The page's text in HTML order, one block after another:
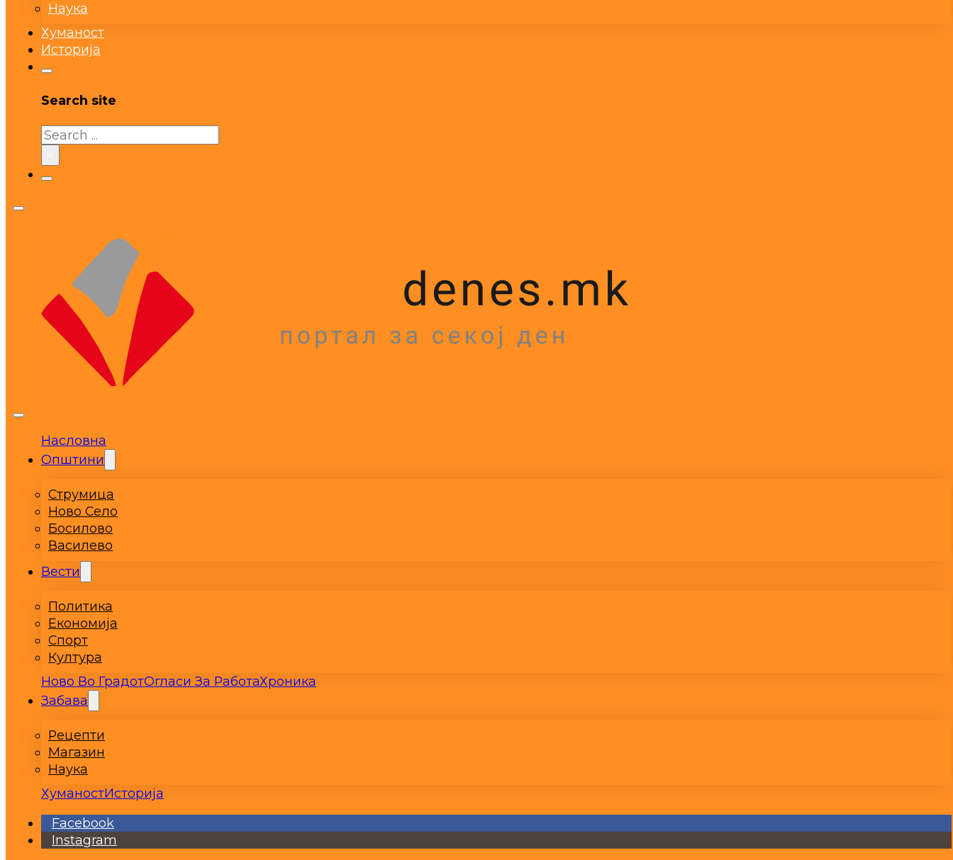
Наука
Хуманост
Историја
Search site
Search
Насловна
Општини
Струмица
Ново Село
Босилово
Василево
Вести
Политика
Економија
Спорт
Култура
Ново Во ГрадотОгласи За РаботаХроника
Забава
Рецепти
Магазин
Наука
ХуманостИсторија
Facebook
Instagram